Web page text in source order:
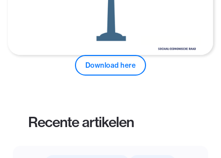
Download here
Recente artikelen